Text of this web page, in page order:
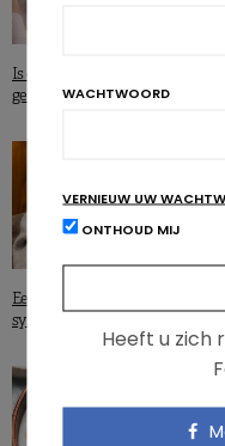
Is een siësta een goede of slechte
gewoonte voor je gewicht?
Eetstoornissen en menopauze:
symptomen?
WACHTWOORD
VERNIEUW UW
ONTHOUD MIJ
Heeft u zich